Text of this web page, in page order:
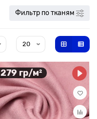
Фильтр по тканям
279 гр/м²